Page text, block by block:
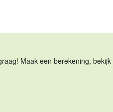
Maak een berekening, bekijk